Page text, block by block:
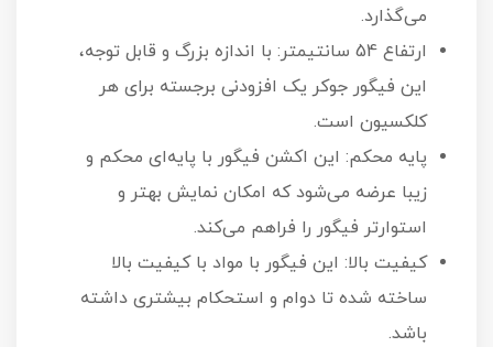
می‌گذارد.
ارتفاع 54 سانتیمتر: با اندازه بزرگ و قابل توجه،
این فیگور جوکر یک افزودنی برجسته برای هر
کلکسیون است.
پایه محکم: این اکشن فیگور با پایه‌ای محکم و
زیبا عرضه می‌شود که امکان نمایش بهتر و
استوارتر فیگور را فراهم می‌کند.
کیفیت بالا: این فیگور با مواد با کیفیت بالا
ساخته شده تا دوام و استحکام بیشتری داشته
باشد.